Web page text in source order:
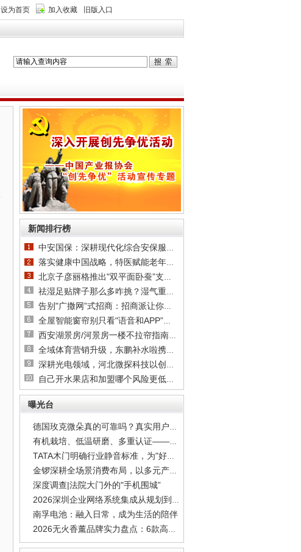
设为首页 加入收藏 旧版入口
新闻排行榜
中安国保：深耕现代化综合安保服务，打造一体
落实健康中国战略，特医赋能老年健康｜“慢病
北京子彦丽格推出"双平面卧蚕”支架技术，王子
祛湿足贴牌子那么多咋挑？湿气重、舌苔厚的真
告别"广撒网”式招商：招商派让你快速约见关键
全屋智能窗帘别只看"语音和APP”：四大硬指标
西安湖景房/河景房一楼不拉帘指南：隐私隔热膜
全域体育营销升级，东鹏补水啦携手综艺深耕世
深耕光电领域，河北微探科技以创新驱动企业高
自己开水果店和加盟哪个风险更低？新手选品牌
曝光台
德国玫克微朵真的可靠吗？真实用户反馈全揭秘
有机栽培、低温研磨、多重认证——德国玫克微
TATA木门明确行业静音标准，为"好房子”划定安
金锣深耕全场景消费布局，以多元产品矩阵覆盖
深度调查|法院大门外的"手机围城”
2026深圳企业网络系统集成从规划到实施到运维
南孚电池：融入日常，成为生活的陪伴
2026无火香薰品牌实力盘点：6款高质感居家香氛